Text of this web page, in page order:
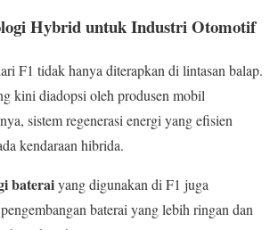
Hybrid untuk Industri Otomotif
F1 tidak hanya diterapkan di lintasan balap.
kini diadopsi oleh produsen mobil
sistem regenerasi energi yang efisien
kendaraan hibrida.
bateraiyang digunakan di F1 juga
baterai yang lebih ringan dan